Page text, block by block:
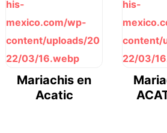
Mariachis en
Acatic